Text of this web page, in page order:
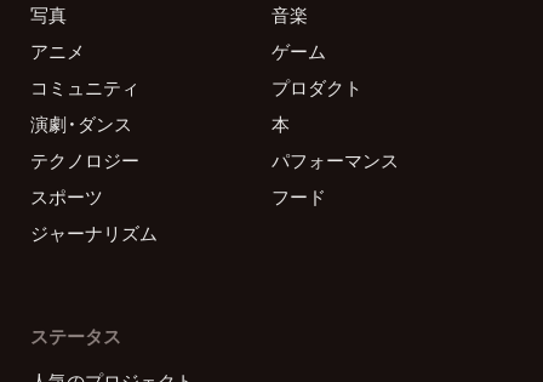
写真
音楽
アニメ
ゲーム
コミュニティ
プロダクト
演劇・ダンス
本
テクノロジー
パフォーマンス
スポーツ
フード
ジャーナリズム
ステータス